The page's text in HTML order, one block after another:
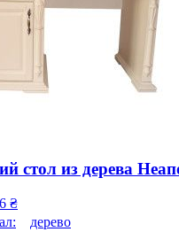
стол из дерева
₴
дерево